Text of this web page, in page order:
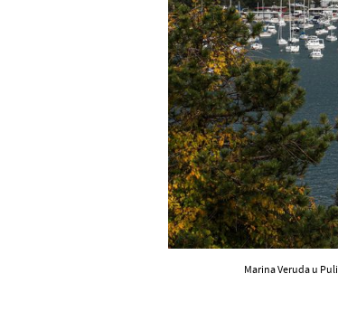
Marina Veruda u Puli